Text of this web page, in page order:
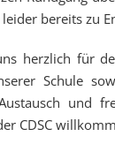
bereits zu
herzlich für
Schule
und
CDSC